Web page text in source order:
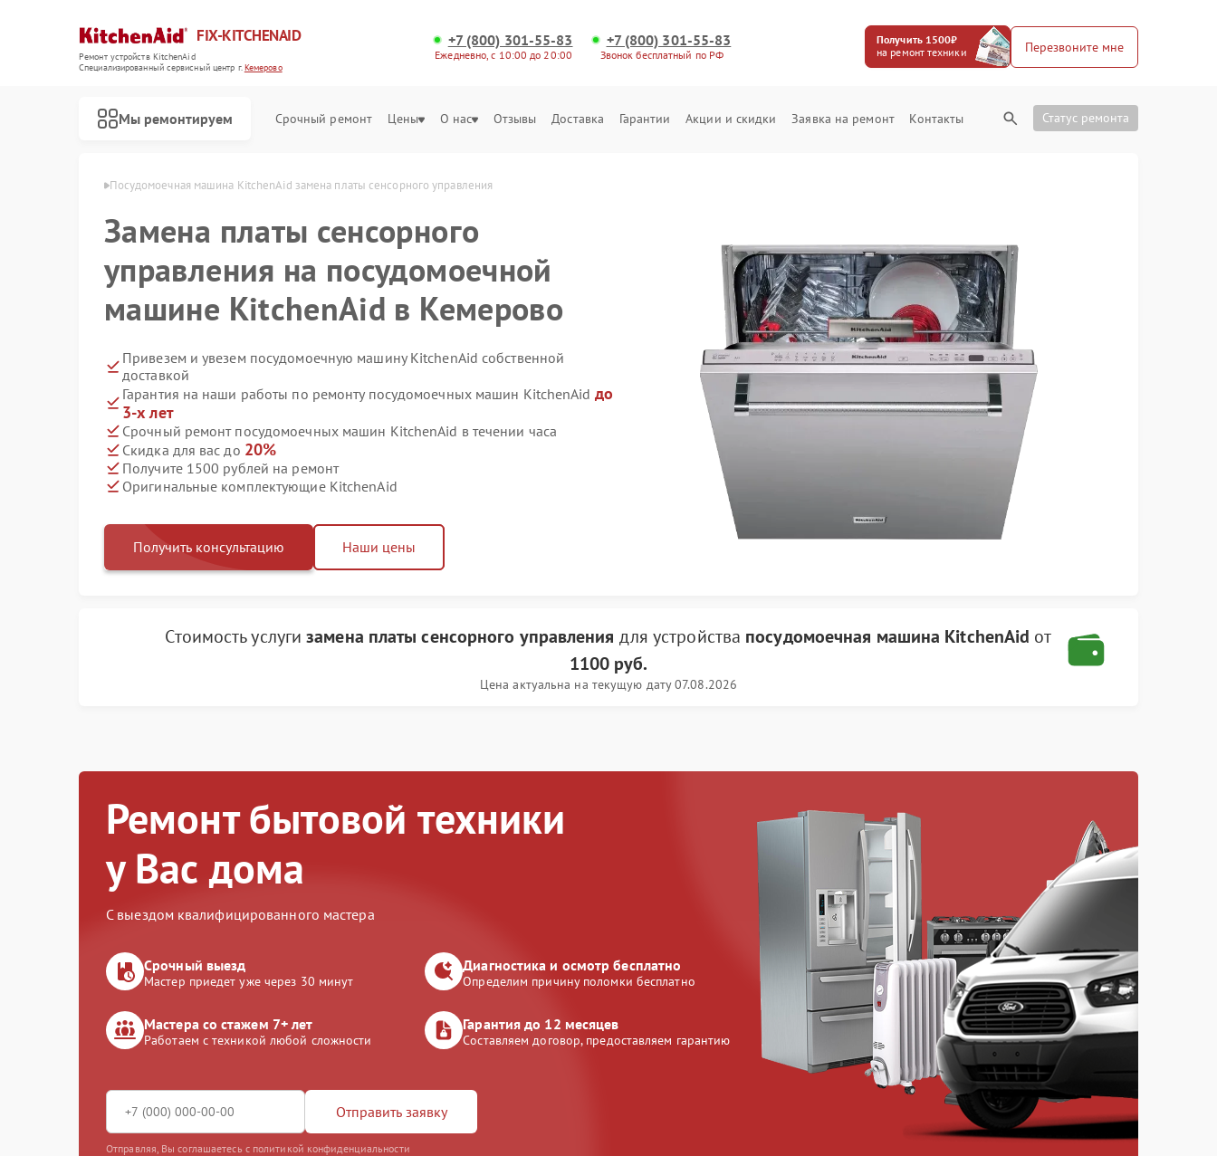
FIX-KITCHENAID
Ремонт устройств KitchenAid
Специализированный cервисный центр г.Кемерово
+7 (800) 301-55-83
Ежедневно, с 10:00 до 20:00
+7 (800) 301-55-83
Звонок бесплатный по РФ
Получить 1500₽
на ремонт техники
Перезвоните мне
Мы ремонтируем Срочный ремонт Цены О нас Отзывы Доставка Гарантии Акции и скидки Заявка на ремонт Контакты Статус ремонта
Посудомоечная машина KitchenAid замена платы сенсорного управления
Замена платы сенсорного
управления на посудомоечной
машине KitchenAid в Кемерово
Привезем и увезем посудомоечную машину KitchenAid собственной
доставкой
Гарантия на наши работы по ремонту посудомоечных машин KitchenAid до
3-х лет
Срочный ремонт посудомоечных машин KitchenAid в течении часа
Скидка для вас до 20%
Получите 1500 рублей на ремонт
Оригинальные комплектующие KitchenAid
Получить консультацию Наши цены
Стоимость услугизамена платы сенсорного управления для устройства посудомоечная машина KitchenAid от
1100 руб.
Цена актуальна на текущую дату 07.08.2026
Ремонт бытовой техники
у Вас дома
С выездом квалифицированного мастера
Срочный выезд
Мастер приедет уже через 30 минут
Диагностика и осмотр бесплатно
Определим причину поломки бесплатно
Мастера со стажем 7+ лет
Работаем с техникой любой сложности
Гарантия до 12 месяцев
Составляем договор, предоставляем гарантию
Отправить заявку
Отправляя, Вы соглашаетесь с политикой конфиденциальности